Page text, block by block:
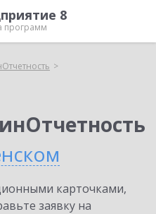
8
программ
карточками,
заявку на